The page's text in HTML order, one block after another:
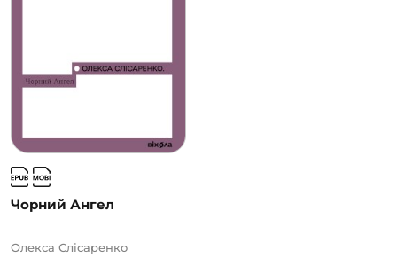
Чорний Ангел
Олекса Слісаренко